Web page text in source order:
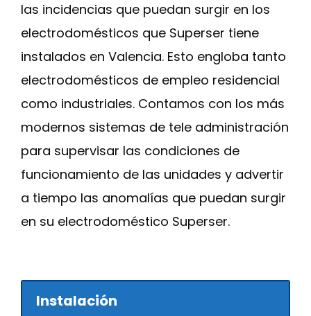
las incidencias que puedan surgir en los
electrodomésticos que Superser tiene
instalados en Valencia. Esto engloba tanto
electrodomésticos de empleo residencial
como industriales. Contamos con los más
modernos sistemas de tele administración
para supervisar las condiciones de
funcionamiento de las unidades y advertir
a tiempo las anomalías que puedan surgir
en su electrodoméstico Superser.
Instalación